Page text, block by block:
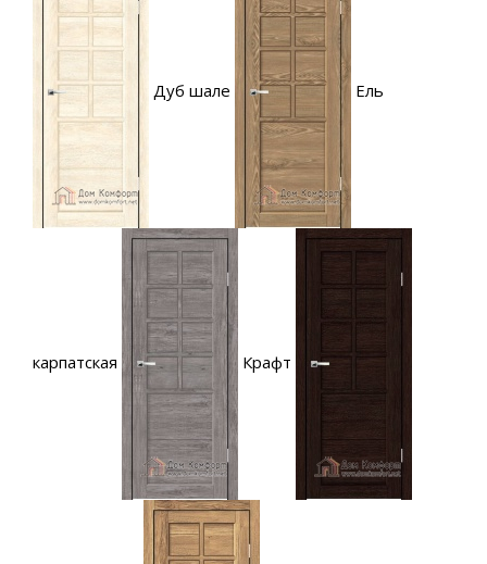
Дуб шале Ель
карпатская Крафт